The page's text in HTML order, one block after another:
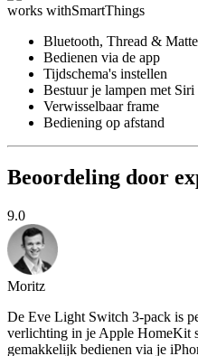
works withSmartThings
Bluetooth, Thread &
Bedienen via de app
Tijdschema's instellen
Bestuur je lampen met Siri
Verwisselbaar frame
Bediening op afstand
Beoordeling door
9.0
Moritz
De Eve Light Switch 3-pack is
verlichting in je Apple HomeKit
gemakkelijk bedienen via je